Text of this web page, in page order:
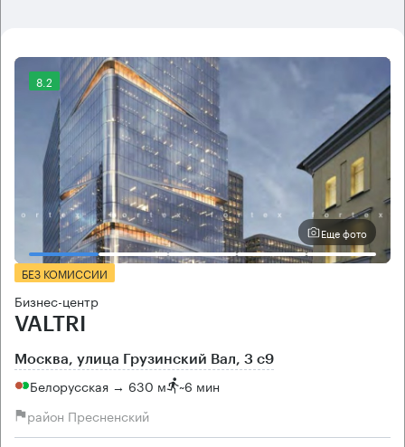
8.2
Еще фото
БЕЗ КОМИССИИ
Бизнес-центр
VALTRI
Москва, улица Грузинский Вал, 3 с9
Белорусская → 630 м ~6 мин
район Пресненский